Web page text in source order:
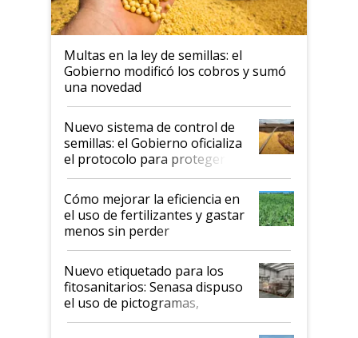
Multas en la ley de semillas: el
Gobierno modificó los cobros y sumó
una novedad
Nuevo sistema de control de
semillas: el Gobierno oficializa
el protocolo para proteger la
propiedad intelectual
Cómo mejorar la eficiencia en
el uso de fertilizantes y gastar
menos sin perder
productividad en la campaña
fina
Nuevo etiquetado para los
fitosanitarios: Senasa dispuso
el uso de pictogramas,
palabras de advertencia e